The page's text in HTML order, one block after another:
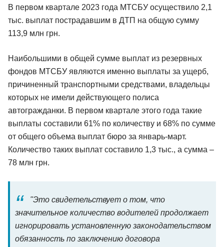
В первом квартале 2023 года МТСБУ осуществило 2,1
тыс. выплат пострадавшим в ДТП на общую сумму
113,9 млн грн.
Наибольшими в общей сумме выплат из резервных
фондов МТСБУ являются именно выплаты за ущерб,
причиненный транспортными средствами, владельцы
которых не имели действующего полиса
автогражданки. В первом квартале этого года такие
выплаты составили 61% по количеству и 68% по сумме
от общего объема выплат бюро за январь-март.
Количество таких выплат составило 1,3 тыс., а сумма –
78 млн грн.
"Это свидетельствует о том, что
значительное количество водителей продолжает
игнорировать установленную законодательством
обязанность по заключению договора